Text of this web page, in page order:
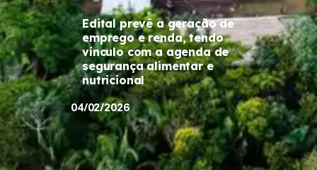
Edital prevê a geração de
emprego e renda, tendo
vínculo com a agenda de
segurança alimentar e
nutricional
04/02/2026